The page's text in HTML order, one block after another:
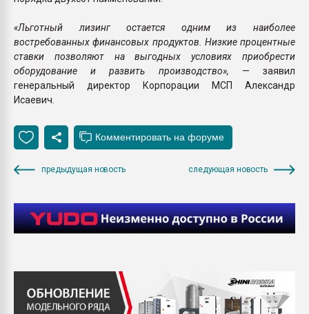
«Льготный лизинг остается одним из наиболее
востребованных финансовых продуктов. Низкие процентные
ставки позволяют на выгодных условиях приобрести
оборудование и развить производство», — заявил
генеральный директор Корпорации МСП Александр
Исаевич.
предыдущая новость следующая новость